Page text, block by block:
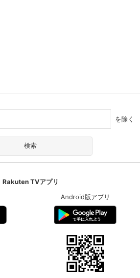
を除く
Rakuten TVアプリ
Android版アプリ